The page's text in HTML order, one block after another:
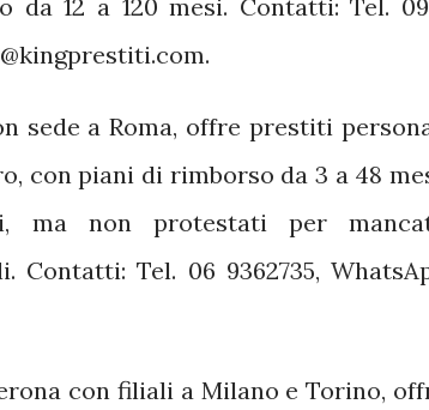
da 12 a 120 mesi. Contatti: Tel.
sede a Roma, offre prestiti
con piani di rimborso da 3 a 48
ma non protestati per
Contatti: Tel. 06 9362735,
con filiali a Milano e Torino,